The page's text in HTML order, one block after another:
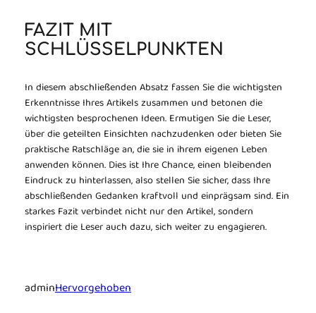
FAZIT MIT
SCHLÜSSELPUNKTEN
In diesem abschließenden Absatz fassen Sie die wichtigsten
Erkenntnisse Ihres Artikels zusammen und betonen die
wichtigsten besprochenen Ideen. Ermutigen Sie die Leser,
über die geteilten Einsichten nachzudenken oder bieten Sie
praktische Ratschläge an, die sie in ihrem eigenen Leben
anwenden können. Dies ist Ihre Chance, einen bleibenden
Eindruck zu hinterlassen, also stellen Sie sicher, dass Ihre
abschließenden Gedanken kraftvoll und einprägsam sind. Ein
starkes Fazit verbindet nicht nur den Artikel, sondern
inspiriert die Leser auch dazu, sich weiter zu engagieren.
adminHervorgehoben